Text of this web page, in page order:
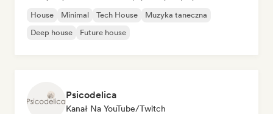
House Minimal Tech House
Muzyka taneczna
Deep house
Future house
Psicodelica
Kanał Na YouTube/Twitch